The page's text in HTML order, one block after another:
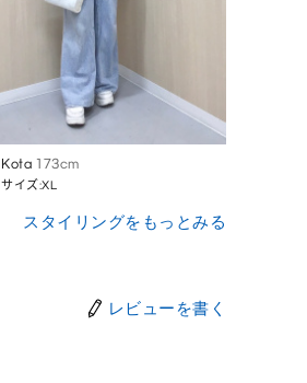
Kota 173cm
サイズ:XL
スタイリングをもっとみる
レビューを書く